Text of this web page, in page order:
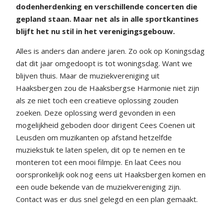
dodenherdenking en verschillende concerten die
gepland staan. Maar net als in alle sportkantines
blijft het nu stil in het verenigingsgebouw.
Alles is anders dan andere jaren. Zo ook op Koningsdag
dat dit jaar omgedoopt is tot woningsdag. Want we
blijven thuis. Maar de muziekvereniging uit
Haaksbergen zou de Haaksbergse Harmonie niet zijn
als ze niet toch een creatieve oplossing zouden
zoeken. Deze oplossing werd gevonden in een
mogelijkheid geboden door dirigent Cees Coenen uit
Leusden om muzikanten op afstand hetzelfde
muziekstuk te laten spelen, dit op te nemen en te
monteren tot een mooi filmpje. En laat Cees nou
oorspronkelijk ook nog eens uit Haaksbergen komen en
een oude bekende van de muziekvereniging zijn.
Contact was er dus snel gelegd en een plan gemaakt.